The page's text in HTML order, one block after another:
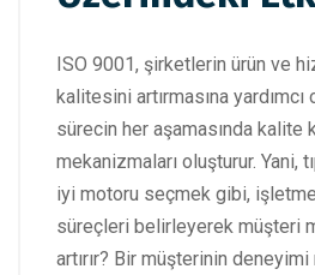
ISO 9001, şirketlerin ürün ve
kalitesini artırmasına yardımcı
sürecin her aşamasında kalite
mekanizmaları oluşturur. Yani,
iyi motoru seçmek gibi,
süreçleri belirleyerek müşteri
artırır? Bir müşterinin